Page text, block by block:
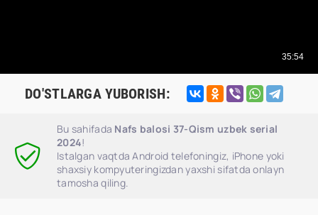
DO'STLARGA YUBORISH:
Bu sahifada Nafs balosi 37-Qism uzbek serial
2024!
Istalgan vaqtda Android telefoningiz, iPhone yoki
shaxsiy kompyuteringizdan yaxshi sifatda onlayn
tamosha qiling.